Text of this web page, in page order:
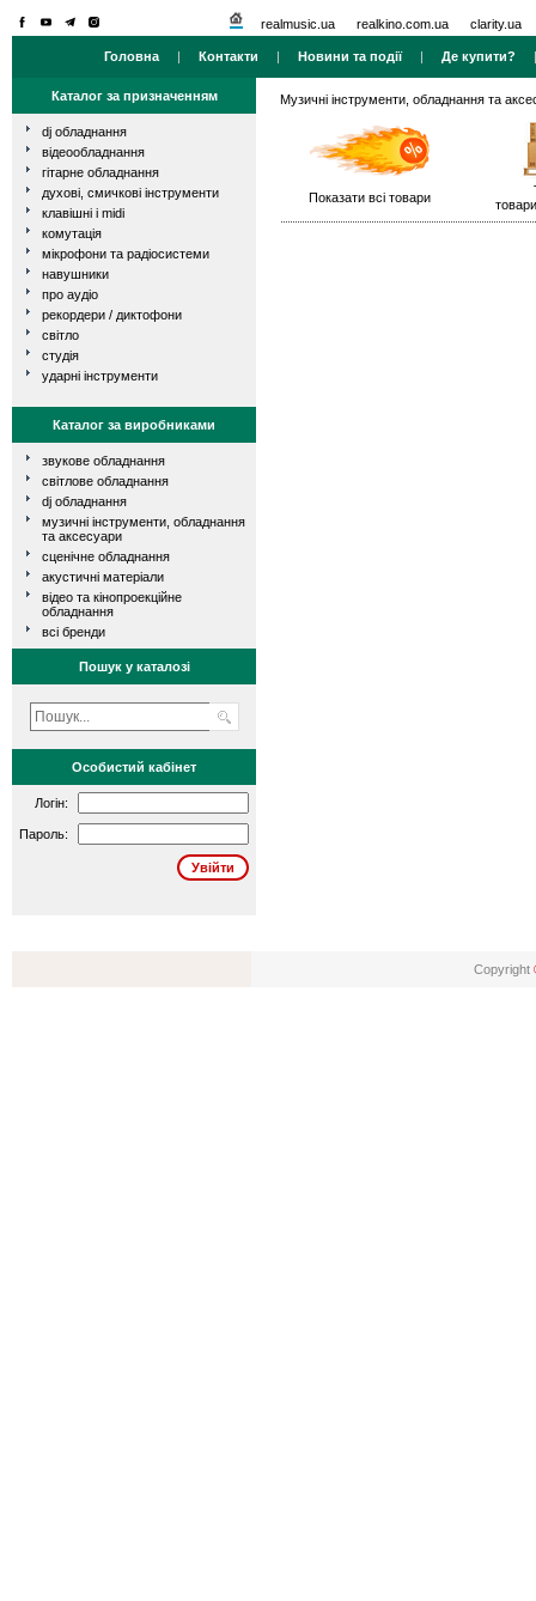
realmusic.ua realkino.com.ua clarity.ua
Головна | Контакти | Новини та події| Де купити?
Каталог за призначенням
dj обладнання
відеообладнання
гітарне обладнання
духові, смичкові інструменти
клавішні і midi
комутація
мікрофони та радіосистеми
навушники
про аудіо
рекордери / диктофони
світло
студія
ударні інструменти
Каталог за виробниками
звукове обладнання
світлове обладнання
dj обладнання
музичні інструменти, обладнання
та аксесуари
сценічне обладнання
акустичні матеріали
відео та кінопроекційне
обладнання
всі бренди
Пошук у каталозі
Особистий кабінет
Логін:
Пароль:
Музичні інструменти, обладнання та
Показати всі товари
Copyright